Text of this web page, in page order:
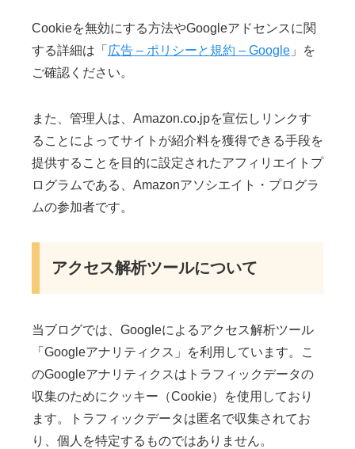
Cookieを無効にする方法やGoogleアドセンスに関
する詳細は「 広告 – ポリシーと規約 – Google 」を
ご確認ください。
また、管理人は、Amazon.co.jpを宣伝しリンクす
ることによってサイトが紹介料を獲得できる手段を
提供することを目的に設定されたアフィリエイトプ
ログラムである、Amazonアソシエイト・プログラ
ムの参加者です。
アクセス解析ツールについて
当ブログでは、Googleによるアクセス解析ツール
「Googleアナリティクス」を利用しています。こ
のGoogleアナリティクスはトラフィックデータの
収集のためにクッキー（Cookie）を使用しており
ます。トラフィックデータは匿名で収集されてお
り、個人を特定するものではありません。